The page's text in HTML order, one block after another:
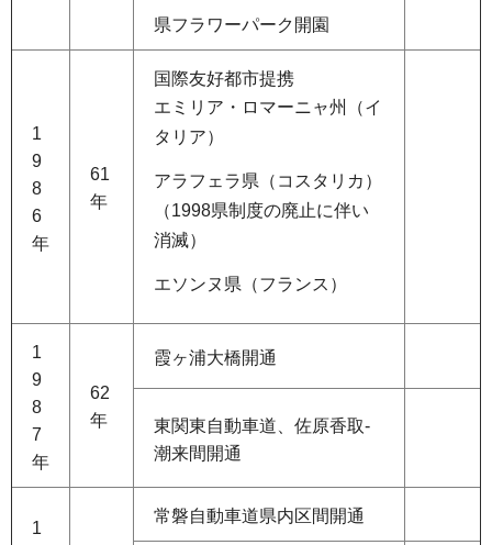
県フラワーパーク開園
1
9
8
6
年
61
年
国際友好都市提携
エミリア・ロマーニャ州（イ
タリア）
アラフェラ県（コスタリカ）
（1998県制度の廃止に伴い
消滅）
エソンヌ県（フランス）
1
9
8
7
年
62
年
霞ヶ浦大橋開通
東関東自動車道、佐原香取-
潮来間開通
1
常磐自動車道県内区間開通